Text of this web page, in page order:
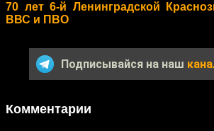
70 лет 6-й Ленинградской
ВВС и ПВО
Подписывайся на наш
Комментарии